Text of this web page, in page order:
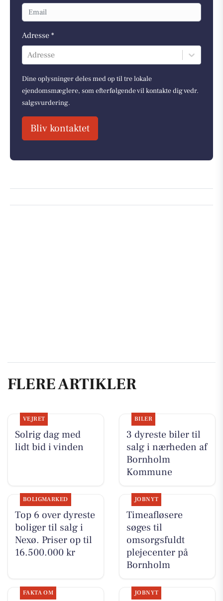
Adresse *
Adresse
Dine oplysninger deles med op til tre lokale
ejendomsmæglere, som efterfølgende vil kontakte dig vedr.
salgsvurdering.
Bliv kontaktet
FLERE ARTIKLER
VEJRET
Solrig dag med
lidt bid i vinden
BILER
3 dyreste biler til
salg i nærheden af
Bornholm
Kommune
BOLIGMARKED
Top 6 over dyreste
boliger til salg i
Nexø. Priser op til
16.500.000 kr
JOBNYT
Timeafløsere
søges til
omsorgsfuldt
plejecenter på
Bornholm
FAKTA OM JOBNYT